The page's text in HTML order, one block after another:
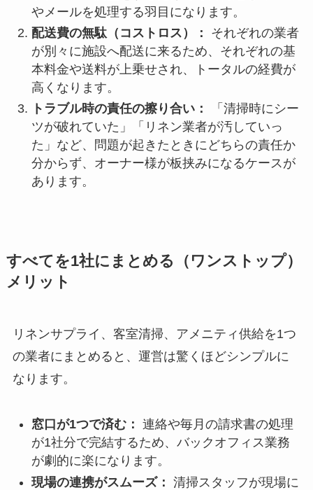
やメールを処理する羽目になります。
配送費の無駄（コストロス）：
それぞれの業者
が別々に施設へ配送に来るため、それぞれの基
本料金や送料が上乗せされ、トータルの経費が
高くなります。
トラブル時の責任の擦り合い：
「清掃時にシー
ツが破れていた」「リネン業者が汚していっ
た」など、問題が起きたときにどちらの責任か
分からず、オーナー様が板挟みになるケースが
あります。
すべてを1社にまとめる（ワンストップ）
メリット
リネンサプライ、客室清掃、アメニティ供給を1つ
の業者にまとめると、運営は驚くほどシンプルに
なります。
窓口が1つで済む： 連絡や毎月の請求書の処理
が1社分で完結するため、バックオフィス業務
が劇的に楽になります。
現場の連携がスムーズ： 清掃スタッフが現場に